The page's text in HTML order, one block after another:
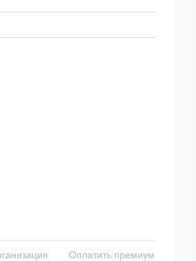
Оплатить премиум